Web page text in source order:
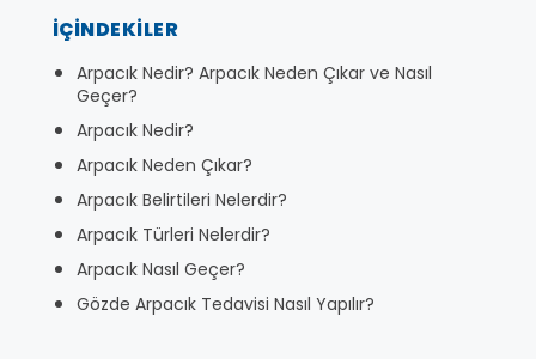
İÇINDEKILER
Arpacık Nedir? Arpacık Neden Çıkar ve Nasıl
Geçer?
Arpacık Nedir?
Arpacık Neden Çıkar?
Arpacık Belirtileri Nelerdir?
Arpacık Türleri Nelerdir?
Arpacık Nasıl Geçer?
Gözde Arpacık Tedavisi Nasıl Yapılır?